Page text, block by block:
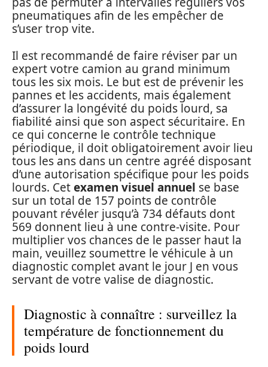
pneumatiques afin de les empêcher de
s’user trop vite.
Il est recommandé de faire réviser par un
expert votre camion au grand minimum
tous les six mois. Le but est de prévenir les
pannes et les accidents, mais également
d’assurer la longévité du poids lourd, sa
fiabilité ainsi que son aspect sécuritaire. En
ce qui concerne le contrôle technique
périodique, il doit obligatoirement avoir lieu
tous les ans dans un centre agréé disposant
d’une autorisation spécifique pour les poids
lourds. Cetexamen visuel annuel se base
sur un total de 157 points de contrôle
pouvant révéler jusqu’à 734 défauts dont
569 donnent lieu à une contre-visite. Pour
multiplier vos chances de le passer haut la
main, veuillez soumettre le véhicule à un
diagnostic complet avant le jour J en vous
servant de votre valise de diagnostic.
Diagnostic à connaître : surveillez la
température de fonctionnement du
poids lourd